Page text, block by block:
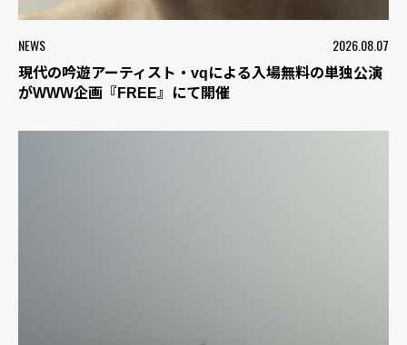
NEWS 2026.08.07
現代の吟遊アーティスト・vqによる入場無料の単独公演
がWWW企画『FREE』にて開催